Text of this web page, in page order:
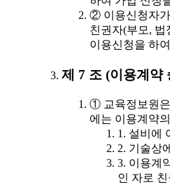
② 이용신청자
친권자(부모, 법
이용신청을 하
제 7 조 (이용계약
① 교육정보원
에는 이용계약
1. 설비에
2. 기술상
3. 이용계
인 자로